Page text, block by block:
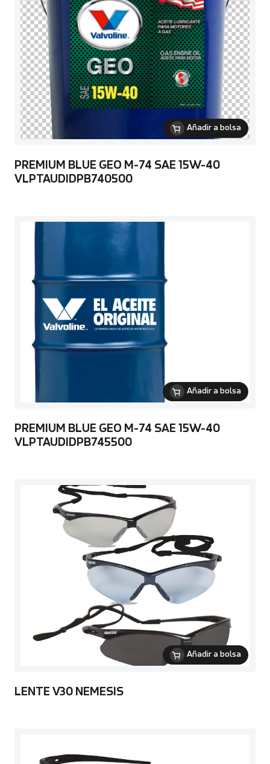
Añadir a bolsa
PREMIUM BLUE GEO M-74 SAE 15W-40
VLPTAUDIDPB740500
Añadir a bolsa
PREMIUM BLUE GEO M-74 SAE 15W-40
VLPTAUDIDPB745500
Añadir a bolsa
LENTE V30 NEMESIS